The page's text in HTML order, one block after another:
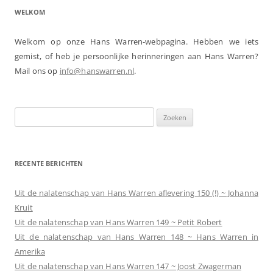
WELKOM
Welkom op onze Hans Warren-webpagina. Hebben we iets
gemist, of heb je persoonlijke herinneringen aan Hans Warren?
Mail ons op info@hanswarren.nl.
naar:
RECENTE BERICHTEN
Uit de nalatenschap van Hans Warren aflevering 150 (!) ~ Johanna
Kruit
Uit de nalatenschap van Hans Warren 149 ~ Petit Robert
Uit de nalatenschap van Hans Warren 148 ~ Hans Warren in
Amerika
Uit de nalatenschap van Hans Warren 147 ~ Joost Zwagerman